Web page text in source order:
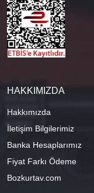
HAKKIMIZDA
Hakkımızda
İletişim Bilgilerimiz
Banka Hesaplarımız
Fiyat Farkı Ödeme
Bozkurtav.com